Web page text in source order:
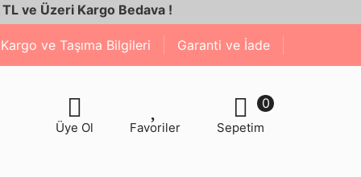
Kargo Bedava !
Kargo ve Taşıma Bilgileri Garanti ve İade
Sepetim
0
Favoriler
Üye Ol